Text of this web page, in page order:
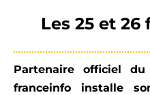
Les 25 et 26
Partenaire officiel du
franceinfo installe